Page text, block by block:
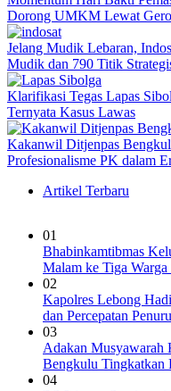
Dorong UMKM Lewat
Jelang Mudik Lebaran,
Mudik dan 790 Titik
Klarifikasi Tegas Lapas
Ternyata Kasus Lawas
Kakanwil Ditjenpas
Profesionalisme PK dalam
Artikel Terbaru
01
Bhabinkamtibmas
Malam ke Tiga Warga
02
Kapolres Lebong
dan Percepatan
03
Adakan Musyawarah
Bengkulu Tingkatkan
04